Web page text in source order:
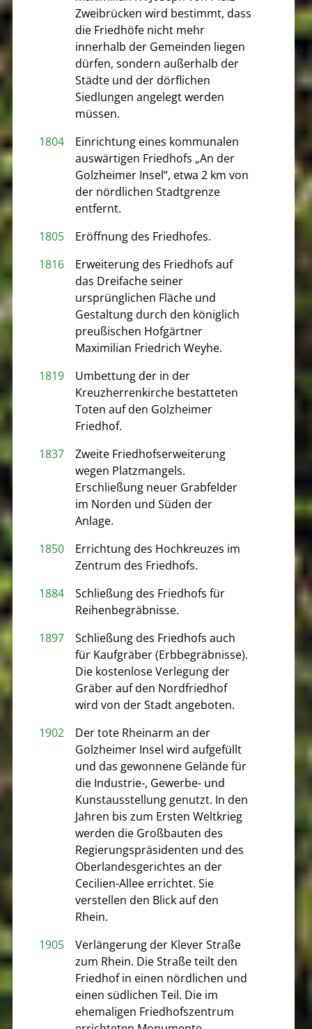
Zweibrücken wird bestimmt, dass
die Friedhöfe nicht mehr
innerhalb der Gemeinden liegen
dürfen, sondern außerhalb der
Städte und der dörflichen
Siedlungen angelegt werden
müssen.
1804
Einrichtung eines kommunalen
auswärtigen Friedhofs „An der
Golzheimer Insel“, etwa 2 km von
der nördlichen Stadtgrenze
entfernt.
1805
Eröffnung des Friedhofes.
1816
Erweiterung des Friedhofs auf
das Dreifache seiner
ursprünglichen Fläche und
Gestaltung durch den königlich
preußischen Hofgärtner
Maximilian Friedrich Weyhe.
1819
Umbettung der in der
Kreuzherrenkirche bestatteten
Toten auf den Golzheimer
Friedhof.
1837
Zweite Friedhofserweiterung
wegen Platzmangels.
Erschließung neuer Grabfelder
im Norden und Süden der
Anlage.
1850
Errichtung des Hochkreuzes im
Zentrum des Friedhofs.
1884
Schließung des Friedhofs für
Reihenbegräbnisse.
1897
Schließung des Friedhofs auch
für Kaufgräber (Erbbegräbnisse).
Die kostenlose Verlegung der
Gräber auf den Nordfriedhof
wird von der Stadt angeboten.
1902
Der tote Rheinarm an der
Golzheimer Insel wird aufgefüllt
und das gewonnene Gelände für
die Industrie-, Gewerbe- und
Kunstausstellung genutzt. In den
Jahren bis zum Ersten Weltkrieg
werden die Großbauten des
Regierungspräsidenten und des
Oberlandesgerichtes an der
Cecilien-Allee errichtet. Sie
verstellen den Blick auf den
Rhein.
1905
Verlängerung der Klever Straße
zum Rhein. Die Straße teilt den
Friedhof in einen nördlichen und
einen südlichen Teil. Die im
ehemaligen Friedhofszentrum